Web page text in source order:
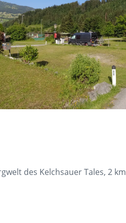
des Kelchsauer Tales, 2